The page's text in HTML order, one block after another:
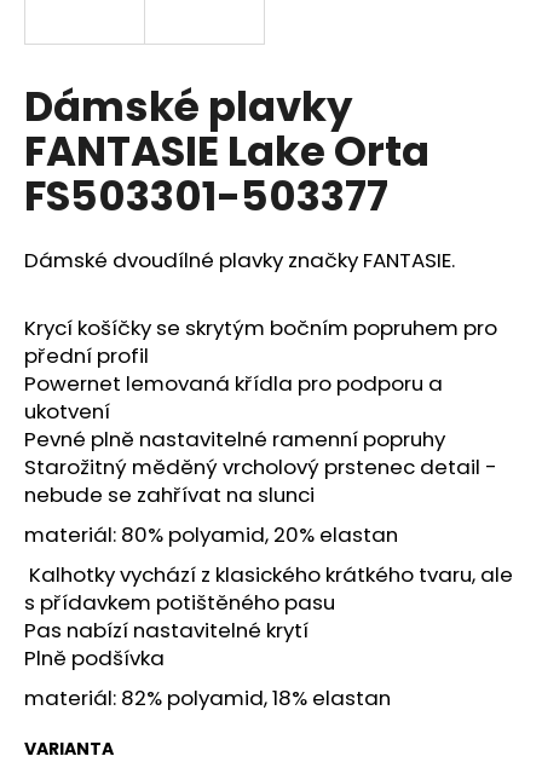
Dámské plavky
FANTASIE Lake Orta
FS503301-503377
Dámské dvoudílné plavky značky FANTASIE.
Krycí košíčky se skrytým bočním popruhem pro
přední profil
Powernet lemovaná křídla pro podporu a
ukotvení
Pevné plně nastavitelné ramenní popruhy
Starožitný měděný vrcholový prstenec detail -
nebude se zahřívat na slunci
materiál: 80% polyamid, 20% elastan
Kalhotky vychází z klasického krátkého tvaru, ale
s přídavkem potištěného pasu
Pas nabízí nastavitelné krytí
Plně podšívka
materiál: 82% polyamid, 18% elastan
VARIANTA
í
t
?
HLEDAT
D
o
p
o
r
č
u
j
e
m